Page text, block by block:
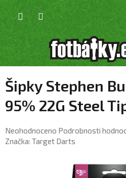
Přejít
obsah
Šipky Stephen
95% 22G Steel
Průměrné
hodnocení
Neohodnoceno Podrobnosti
Značka: Target Darts